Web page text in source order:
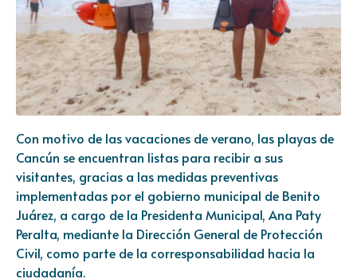
Con motivo de las vacaciones de verano, las playas de
Cancún se encuentran listas para recibir a sus
visitantes, gracias a las medidas preventivas
implementadas por el gobierno municipal de Benito
Juárez, a cargo de la Presidenta Municipal, Ana Paty
Peralta, mediante la Dirección General de Protección
Civil, como parte de la corresponsabilidad hacia la
ciudadanía.